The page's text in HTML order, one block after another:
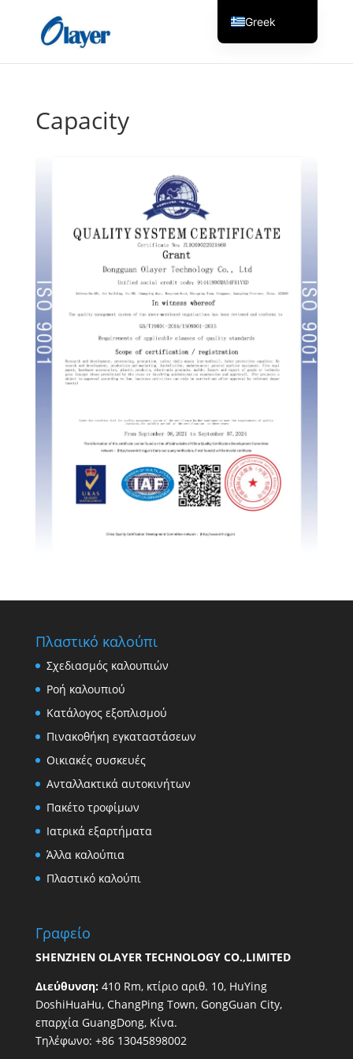
Capacity
Πλαστικό καλούπι
Σχεδιασμός καλουπιών
Ροή καλουπιού
Κατάλογος εξοπλισμού
Πινακοθήκη εγκαταστάσεων
Οικιακές συσκευές
Ανταλλακτικά αυτοκινήτων
Πακέτο τροφίμων
Ιατρικά εξαρτήματα
Άλλα καλούπια
Πλαστικό καλούπι
Γραφείο
SHENZHEN OLAYER TECHNOLOGY CO.,LIMITED
Διεύθυνση: 410 Rm, κτίριο αριθ. 10, HuYing
DoshiHuaHu, ChangPing Town, GongGuan City,
επαρχία GuangDong, Κίνα.
Τηλέφωνο: +86 13045898002
Greek
English
French
Dutch
Russian
Swedish